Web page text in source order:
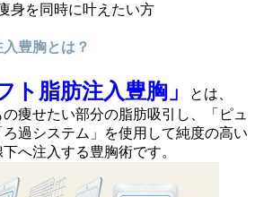
身を同時に叶えたい方
豊胸とは？
ト脂肪注入豊胸」
とは、
痩せたい部分の脂肪吸引し、「ピュ
ろ過システム」 を使用して純度の高い
下へ注入する豊胸術です。